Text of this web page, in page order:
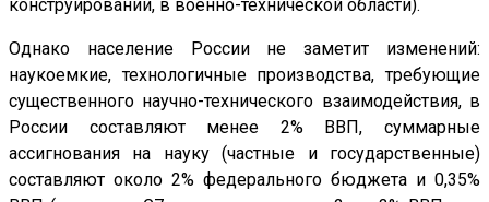
конструировании, в военно-технической области).
Однако население России не заметит изменений:
наукоемкие, технологичные производства, требующие
существенного научно-технического взаимодействия, в
России составляют менее 2% ВВП, суммарные
ассигнования на науку (частные и государственные)
составляют около 2% федерального бюджета и 0,35%